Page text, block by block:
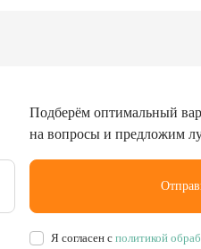
Я согласен сполитикой
Подберём оптимальный
на вопросы и предложим